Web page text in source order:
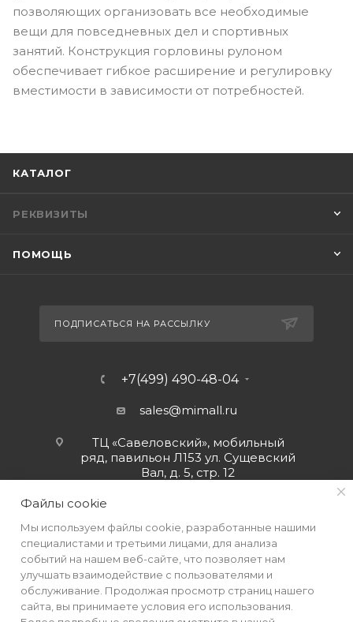
позволяющих организовать все необходимые
вещи для повседневных дел и спортивных
занятий. Конструкция горловины рулоном
обеспечивает гибкое расширение и регулировку
вместимости в зависимости от потребностей.
КАТАЛОГ
РЕКВИЗИТЫ
ПОМОЩЬ
ПОДПИСАТЬСЯ НА РАССЫЛКУ
+7(499) 490-48-04
sales@mimall.ru
ТЦ «Савеловский», мобильный
ряд, павильон Л153 ул. Сущевский
Вал, д. 5, стр. 12
Файлы cookie
Мы используем файлы cookie, разработанные нашими
специалистами и третьими лицами, для анализа
событий на нашем веб-сайте, что позволяет нам
улучшать взаимодействие с пользователями и
обслуживание. Продолжая просмотр страниц нашего
сайта, вы принимаете условия его использования.